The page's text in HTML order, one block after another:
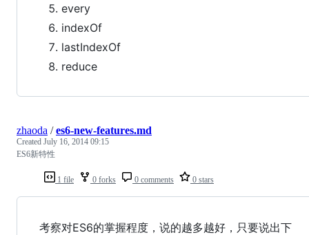
every
indexOf
lastIndexOf
reduce
1 file 0 forks 0 comments 0 stars
zhaoda /es6-new-features.md
Created July 16, 2014 09:15
ES6新特性
考察对ES6的掌握程度，说的越多越好，只要说出下